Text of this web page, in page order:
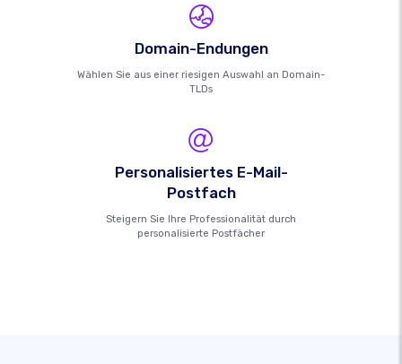
Domain-Endungen
Wählen Sie aus einer riesigen Auswahl an Domain-
TLDs
Personalisiertes E-Mail-
Postfach
Steigern Sie Ihre Professionalität durch
personalisierte Postfächer